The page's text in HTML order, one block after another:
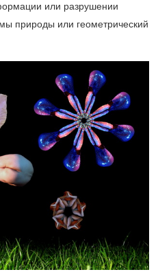
или разрушении
природы или геометрический